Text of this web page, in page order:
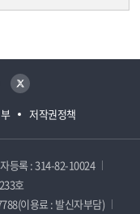
저작권정책
트위터
등록 : 314-82-10024
호
이용료 : 발신자부담)